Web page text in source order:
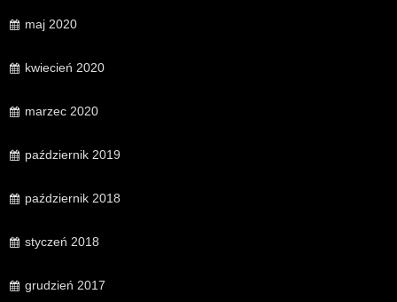
maj 2020
kwiecień 2020
marzec 2020
październik 2019
październik 2018
styczeń 2018
grudzień 2017